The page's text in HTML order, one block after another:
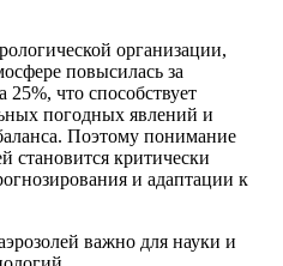
организации,
повысилась за
что способствует
погодных явлений и
Поэтому понимание
становится критически
и адаптации к